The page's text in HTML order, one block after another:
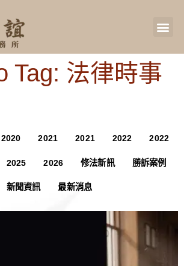
Tag: 法律時事
2020 2021 2021 2022 2022
2025 2026 修法新訊 勝訴案例
新聞資訊 最新消息